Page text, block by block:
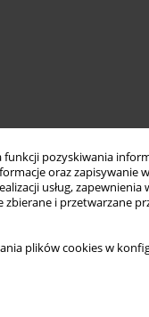
funkcji pozyskiwania
oraz zapisywanie
usług,
zbierane i przetwarzane
plików cookies w